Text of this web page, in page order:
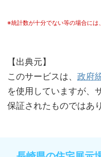
※統計数が十分でない等の場合に
【出典元】
このサービスは、 政府
を使用していますが、
保証されたものではあ